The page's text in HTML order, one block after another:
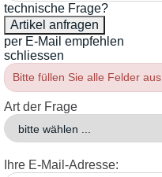
technische Frage?
per E-Mail empfehlen
schliessen
Bitte füllen Sie alle Felder aus.
Art der Frage
Ihre E-Mail-Adresse: